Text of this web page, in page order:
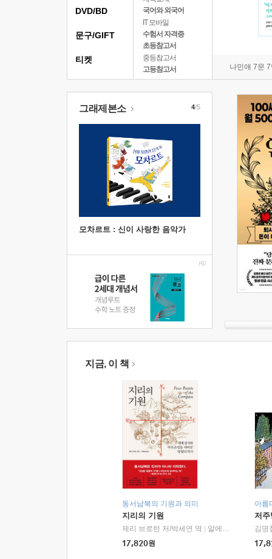
국어와 외국어
IT 모바일
수험서 자격증
초등참고서
중등참고서
고등참고서
나민애 7문
DVD/BD
문구/GIFT
티켓
그래제본소
모차르트 : 신이 사랑한 음악가
4/5
지금, 이 책
동서남북의 기원과 의미
지리의 기원
제리 브로턴 저/박세연 역
알에이치코리아(RHK)
17,820원
아름
저
김명